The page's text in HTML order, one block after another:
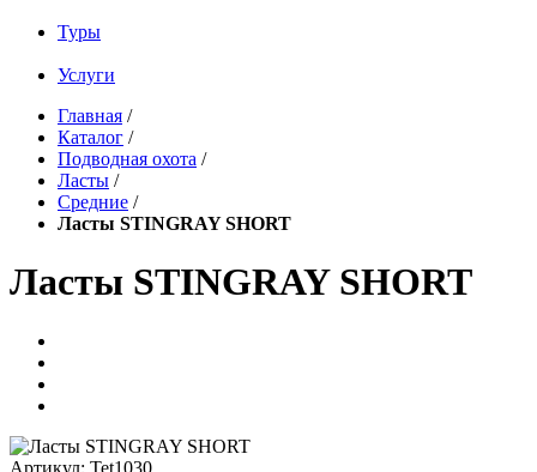
Туры
Услуги
Главная /
Каталог /
Подводная охота /
Ласты /
Средние /
Ласты STINGRAY SHORT
Ласты STINGRAY SHORT
Артикул: Tet1030